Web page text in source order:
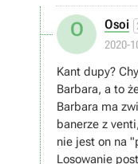
O Osoi
2020-
Kant dupy?
Barbara, a to
Barbara ma
banerze z
nie jest on na
Losowanie